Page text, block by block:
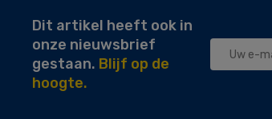
Dit artikel heeft ook in
onze nieuwsbrief
gestaan. Blijf op de
hoogte.